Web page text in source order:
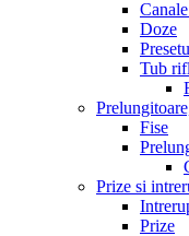
Doze
Tub
Fise
Prize si
Prize